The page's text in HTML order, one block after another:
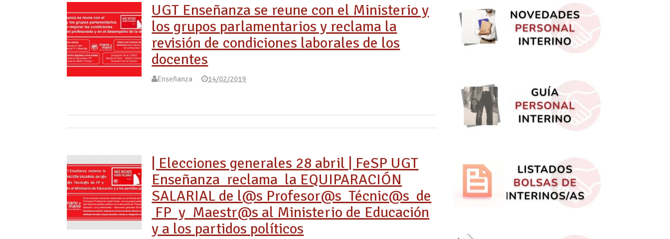
UGT Enseñanza se reune con el Ministerio y
los grupos parlamentarios y reclama la
revisión de condiciones laborales de los
docentes
Enseñanza 14/02/2019
| Elecciones generales 28 abril | FeSP UGT
Enseñanza reclama la EQUIPARACIÓN
SALARIAL de l@s Profesor@s Técnic@s de
FP y Maestr@s al Ministerio de Educación
y a los partidos políticos